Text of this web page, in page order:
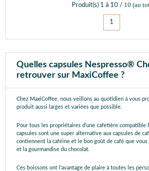
Produit(s) 1 à 10 / 10 (au
1
Quelles capsules Nespresso®
retrouver sur MaxiCoffee ?
Chez MaxiCoffee, nous veillons au quotidien à vous
produit aussi larges et variées que possible.
Pour tous les propriétaires d’une cafetière compatible
capsules sont une super alternative aux capsules de
contiennent la caféine et le bon goût de café que vous
et la gourmandise du chocolat.
Ces boissons ont l’avantage de plaire à toutes les